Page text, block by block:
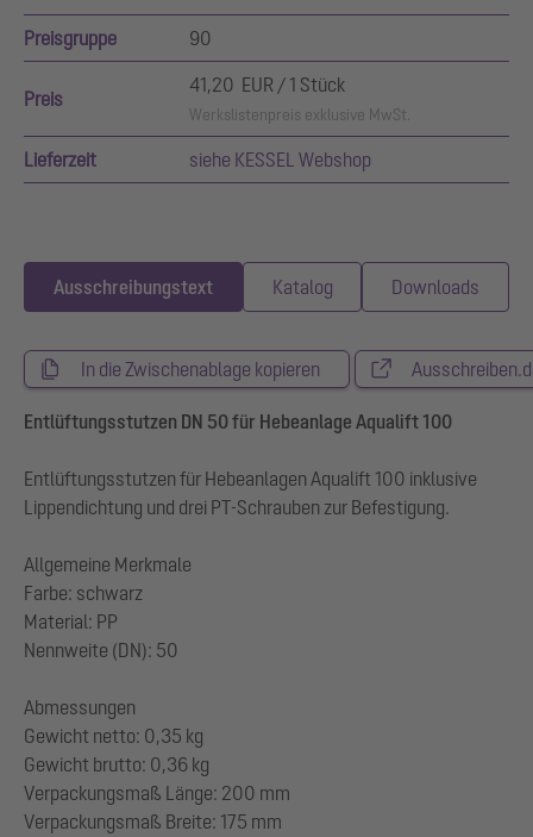
Preisgruppe 90
Preis
41,20 EUR / 1 Stück
Werkslistenpreis exklusive MwSt.
Lieferzeit siehe KESSEL Webshop
Ausschreibungstext Katalog Downloads
In die Zwischenablage kopieren
Entlüftungsstutzen DN 50 für Hebeanlage Aqualift 100
Entlüftungsstutzen für Hebeanlagen Aqualift 100 inklusive
Lippendichtung und drei PT-Schrauben zur Befestigung.
Allgemeine Merkmale
Farbe: schwarz
Material: PP
Nennweite (DN): 50
Abmessungen
Gewicht netto: 0,35 kg
Gewicht brutto: 0,36 kg
Verpackungsmaß Länge: 200 mm
Verpackungsmaß Breite: 175 mm